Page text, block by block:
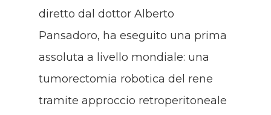
diretto dal dottor Alberto
Pansadoro, ha eseguito una prima
assoluta a livello mondiale: una
tumorectomia robotica del rene
tramite approccio retroperitoneale